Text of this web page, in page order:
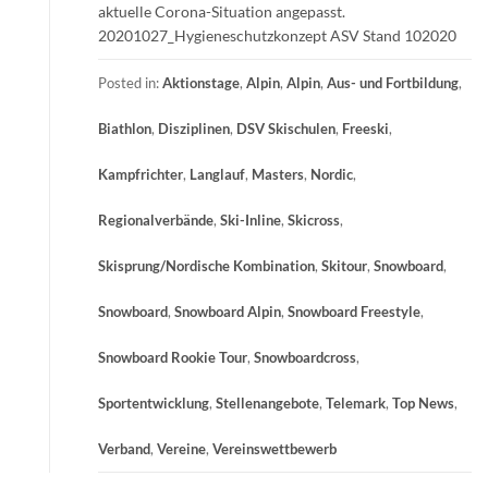
aktuelle Corona-Situation angepasst.
20201027_Hygieneschutzkonzept ASV Stand 102020
Posted in:Aktionstage, Alpin, Alpin, Aus- und Fortbildung,
Biathlon, Disziplinen, DSV Skischulen, Freeski,
Kampfrichter, Langlauf, Masters, Nordic,
Regionalverbände, Ski-Inline, Skicross,
Skisprung/Nordische Kombination, Skitour, Snowboard,
Snowboard, Snowboard Alpin, Snowboard Freestyle,
Snowboard Rookie Tour, Snowboardcross,
Sportentwicklung, Stellenangebote, Telemark, Top News,
Verband, Vereine, Vereinswettbewerb